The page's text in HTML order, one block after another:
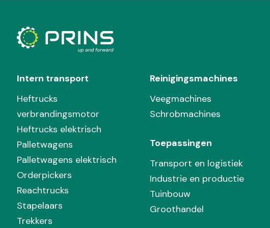
Intern transport
Heftrucks
verbrandingsmotor
Heftrucks elektrisch
Palletwagens
Palletwagens elektrisch
Orderpickers
Reachtrucks
Stapelaars
Trekkers
Reinigingsmachines
Veegmachines
Schrobmachines
Toepassingen
Transport en logistiek
Industrie en productie
Tuinbouw
Groothandel